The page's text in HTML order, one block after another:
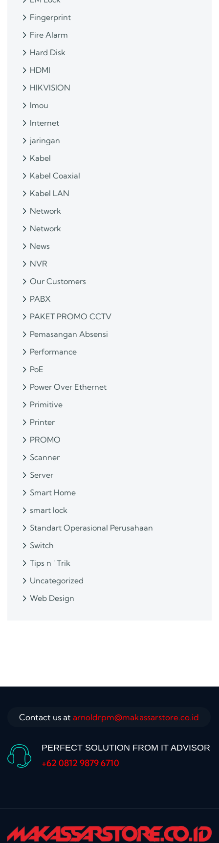
Fingerprint
Fire Alarm
Hard Disk
HDMI
HIKVISION
Imou
Internet
jaringan
Kabel
Kabel Coaxial
Kabel LAN
Network
Network
News
NVR
Our Customers
PABX
PAKET PROMO CCTV
Pemasangan Absensi
Performance
PoE
Power Over Ethernet
Primitive
Printer
PROMO
Scanner
Server
Smart Home
smart lock
Standart Operasional Perusahaan
Switch
Tips n ' Trik
Uncategorized
Web Design
Contact us at arnoldrpm@makassarstore.co.id
PERFECT SOLUTION FROM IT ADVISOR
+62 0812 9879 6710